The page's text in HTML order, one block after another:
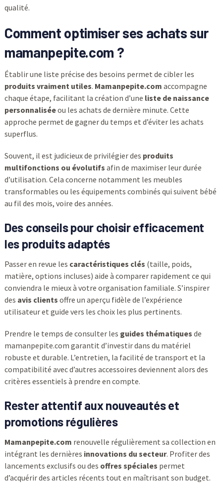
qualité.
Comment optimiser ses achats sur
mamanpepite.com ?
Établir une liste précise des besoins permet de cibler les
produits vraiment utiles. Mamanpepite.com accompagne
chaque étape, facilitant la création d’une liste de naissance
personnaliséeou les achats de dernière minute. Cette
approche permet de gagner du temps et d’éviter les achats
superflus.
Souvent, il est judicieux de privilégier des produits
multifonctions ou évolutifs afin de maximiser leur durée
d’utilisation. Cela concerne notamment les meubles
transformables ou les équipements combinés qui suivent bébé
au fil des mois, voire des années.
Des conseils pour choisir efficacement
les produits adaptés
Passer en revue les caractéristiques clés (taille, poids,
matière, options incluses) aide à comparer rapidement ce qui
conviendra le mieux à votre organisation familiale. S’inspirer
des avis clients offre un aperçu fidèle de l’expérience
utilisateur et guide vers les choix les plus pertinents.
Prendre le temps de consulter les guides thématiques de
mamanpepite.com garantit d’investir dans du matériel
robuste et durable. L’entretien, la facilité de transport et la
compatibilité avec d’autres accessoires deviennent alors des
critères essentiels à prendre en compte.
Rester attentif aux nouveautés et
promotions régulières
Mamanpepite.com renouvelle régulièrement sa collection en
intégrant les dernières innovations du secteur. Profiter des
lancements exclusifs ou des offres spéciales permet
d’acquérir des articles récents tout en maîtrisant son budget.